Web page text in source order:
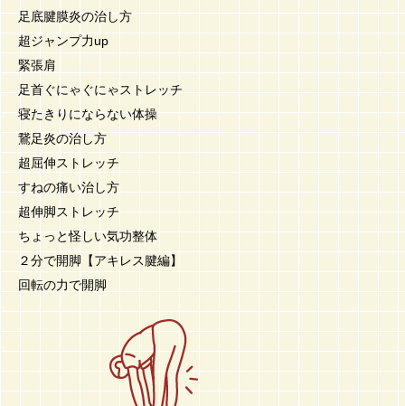
足底腱膜炎の治し方
超ジャンプ力up
緊張肩
足首ぐにゃぐにゃストレッチ
寝たきりにならない体操
鵞足炎の治し方
超屈伸ストレッチ
すねの痛い治し方
超伸脚ストレッチ
ちょっと怪しい気功整体
２分で開脚【アキレス腱編】
回転の力で開脚